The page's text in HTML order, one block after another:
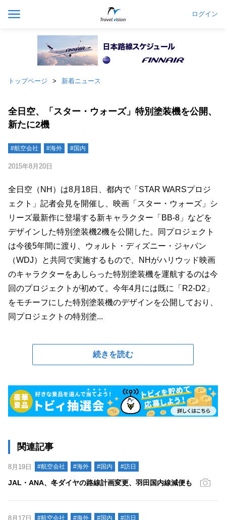
ログイン
トップページ 新着ニュース
全日空、「スター・ウォーズ」特別塗装機を公開、
新たに2機
#航空会社 #海外 #国内
2015年8月20日
全日空（NH）は8月18日、都内で「STAR WARSプロジ
ェクト」記者会見を開催し、映画「スター・ウォーズ」シ
リーズ最新作に登場する新キャラクター「BB-8」などを
デザインした特別塗装機2機を公開した。同プロジェクト
は今後5年間に渡り、ウォルト・ディズニー・ジャパン
（WDJ）と共同で実施するもので、NHがハリウッド映画
のキャラクターをあしらった特別塗装機を運航するのは今
回のプロジェクトが初めて。今年4月には既に「R2-D2」
をモチーフにした特別塗装機のデザインを公開しており、
同プロジェクトの特別塗...
続きを読む
関連記事
8月19日 #航空会社 #海外 #国内 #訪日
JAL・ANA、冬ダイヤの路線計画変更、羽田国内線減便も
8月17日 #航空会社 #海外 #国内 #訪日